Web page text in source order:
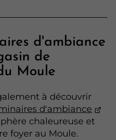
d'ambiance
de
Moule
à découvrir
d'ambiance
chaleureuse et
foyer au Moule.